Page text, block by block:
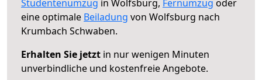
Studentenumzug in Wolfsburg, Fernumzug oder
eine optimale Beiladung von Wolfsburg nach
Krumbach Schwaben.
Erhalten Sie jetzt in nur wenigen Minuten
unverbindliche und kostenfreie Angebote.